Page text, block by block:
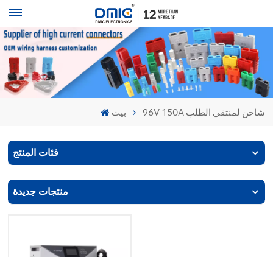
بيت 96V 150A شاحن لمنتقي الطلب
فئات المنتج
منتجات جديدة